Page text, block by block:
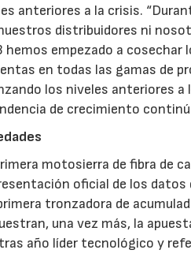
anteriores a la crisis.
distribuidores ni
hemos empezado a
en todas las gamas de
los niveles anteriores a
de crecimiento
motosierra de fibra de
oficial de los
tronzadora de
una vez más, la
año líder tecnológico y